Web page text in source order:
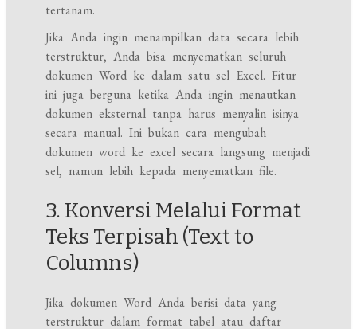
tertanam.
Jika Anda ingin menampilkan data secara lebih
terstruktur, Anda bisa menyematkan seluruh
dokumen Word ke dalam satu sel Excel. Fitur
ini juga berguna ketika Anda ingin menautkan
dokumen eksternal tanpa harus menyalin isinya
secara manual. Ini bukan cara mengubah
dokumen word ke excel secara langsung menjadi
sel, namun lebih kepada menyematkan file.
3. Konversi Melalui Format
Teks Terpisah (Text to
Columns)
Jika dokumen Word Anda berisi data yang
terstruktur dalam format tabel atau daftar